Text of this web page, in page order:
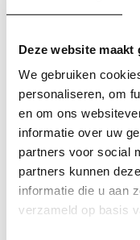
Deze website
We gebruiken
personaliseren, om
en om ons
informatie over uw
partners voor social
partners kunnen
informatie die u aan
verzameld op basis
Application error: a
loadingwww.asv.nl